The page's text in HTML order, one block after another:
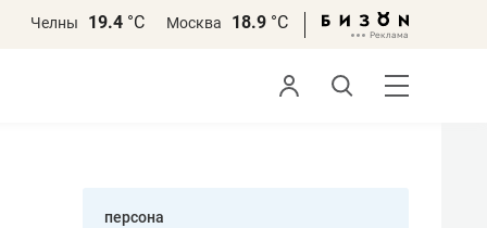
Челны 19.4 °С Москва 18.9 °С
персона